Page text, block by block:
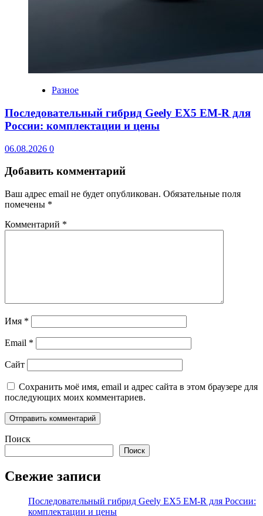
Разное
Последовательный гибрид Geely EX5 EM-R для
России: комплектации и цены
06.08.2026 0
Добавить комментарий
Ваш адрес email не будет опубликован. Обязательные поля
помечены *
Комментарий *
Имя *
Email *
Сайт
Сохранить моё имя, email и адрес сайта в этом браузере для
последующих моих комментариев.
Поиск
Поиск
Свежие записи
Последовательный гибрид Geely EX5 EM-R для России:
комплектации и цены